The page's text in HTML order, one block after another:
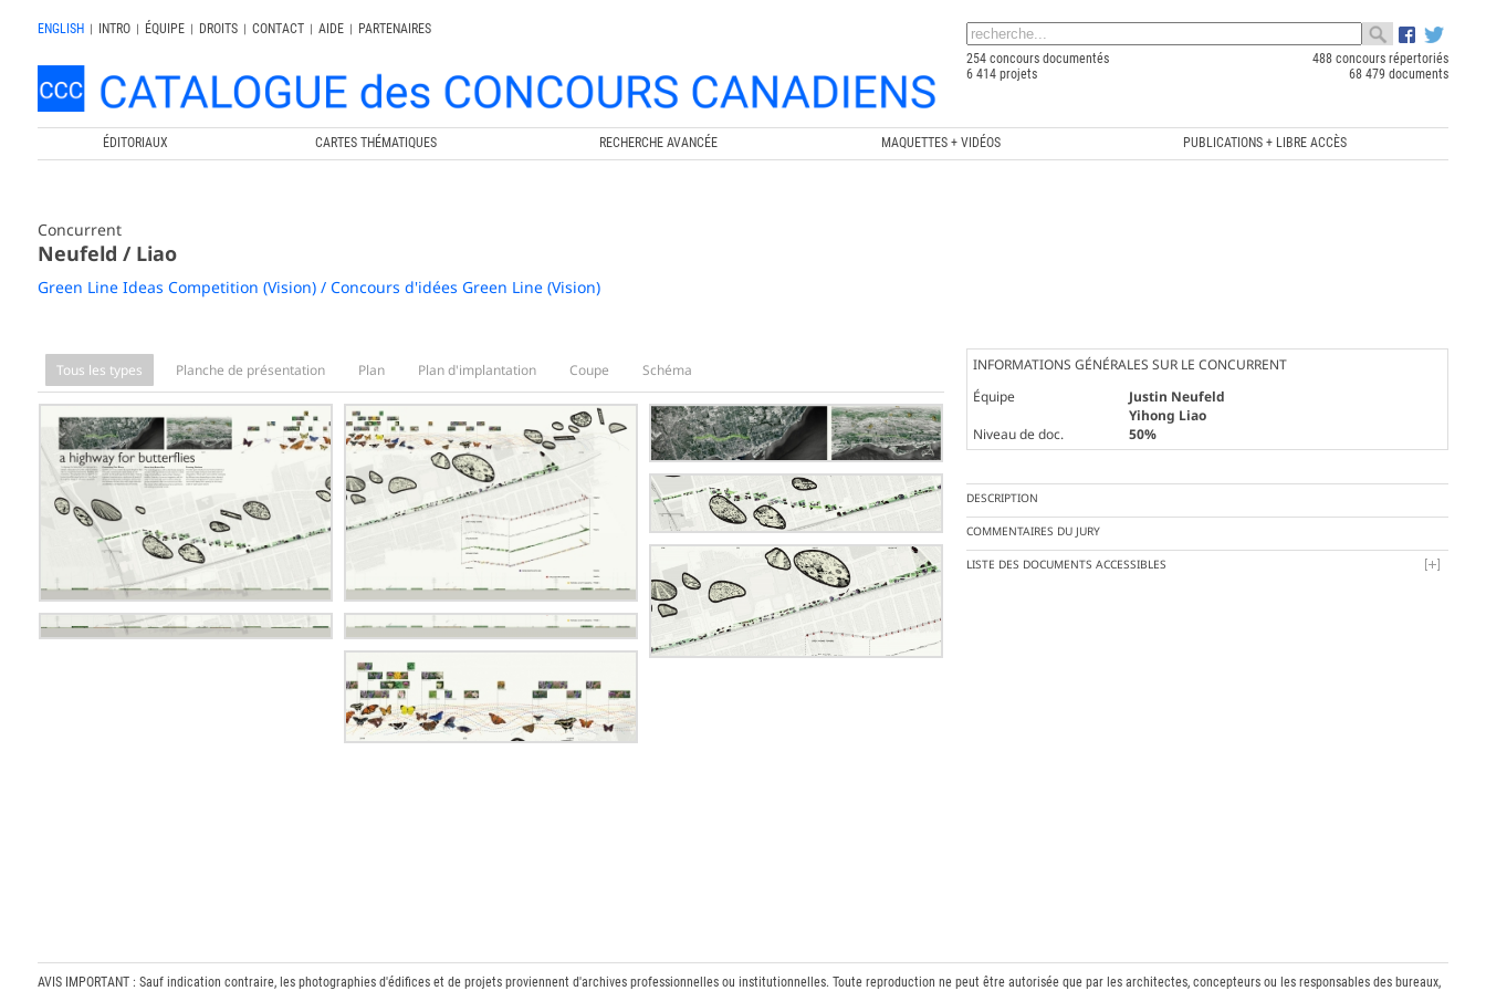
ENGLISH | INTRO | ÉQUIPE | DROITS | CONTACT | AIDE |
PARTENAIRES
254 concours documentés
488 concours répertoriés
6 414 projets
68 479 documents
ÉDITORIAUX CARTES THÉMATIQUES RECHERCHE AVANCÉE MAQUETTES + VIDÉOS PUBLICATIONS + LIBRE ACCÈS
Concurrent
Neufeld / Liao
Green Line Ideas Competition (Vision) / Concours d'idées Green Line (Vision)
Tous les types Planche de présentation Plan Plan d'implantation Coupe Schéma
INFORMATIONS GÉNÉRALES SUR LE CONCURRENT
Équipe
Justin Neufeld
Yihong Liao
Niveau de doc.
50%
DESCRIPTION
COMMENTAIRES DU JURY
LISTE DES DOCUMENTS ACCESSIBLES
AVIS IMPORTANT : Sauf indication contraire, les photographies d'édifices et de projets proviennent d'archives professionnelles ou institutionnelles. Toute reproduction ne peut être autorisée que par les architectes, concepteurs ou les responsables des bureaux,